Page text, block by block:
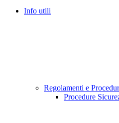
Info utili
Regolamenti e
Procedure